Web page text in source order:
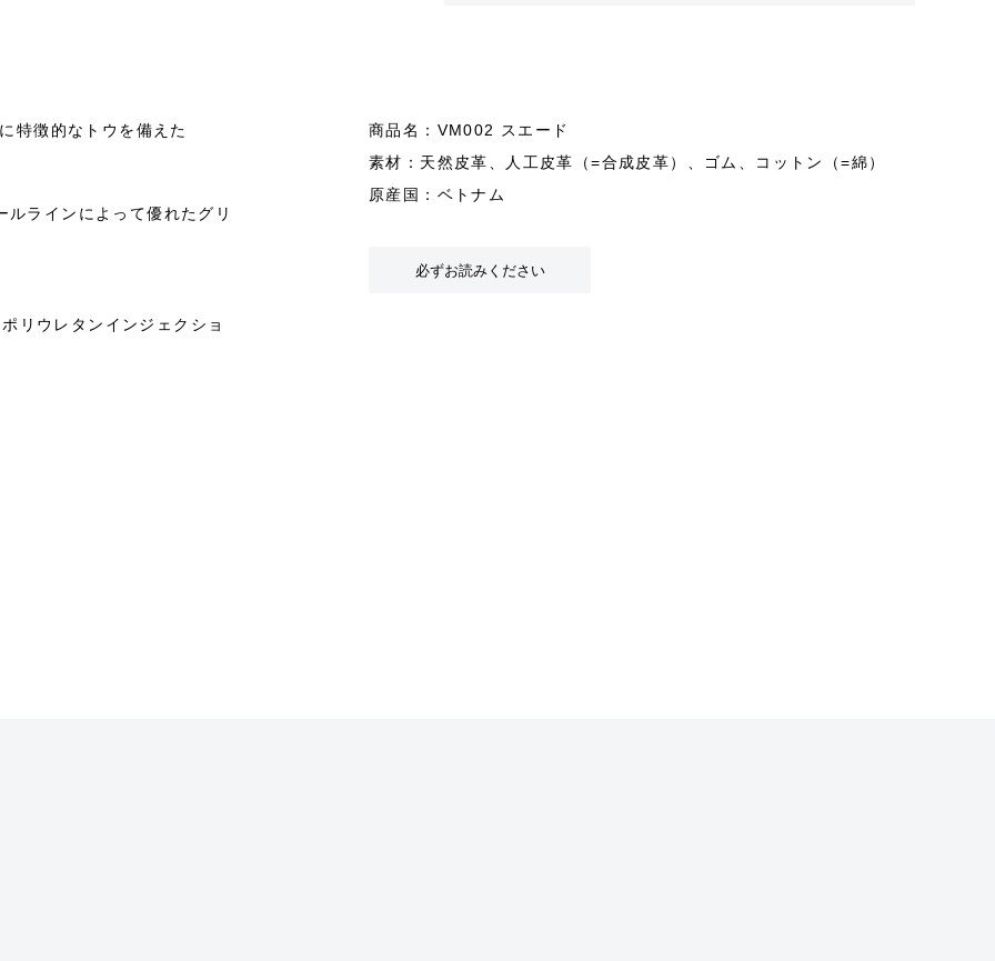
特徴的なトウを備えた
ラインによって優れたグリ
リウレタンインジェクショ
商品名：VM002 スエード
素材：天然皮革、人工皮革（=合成皮革）、ゴム、コットン（=綿）
原産国：ベトナム
必ずお読みください